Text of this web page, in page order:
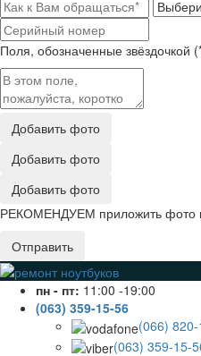
Поля, обозначенные
Добавить фото
Добавить фото
Добавить фото
РЕКОМЕНДУЕМ приложить фото к
Отправить
пн - пт: 11:00 -19:00
(063) 359-15-56
(066)
(063) 359-15-